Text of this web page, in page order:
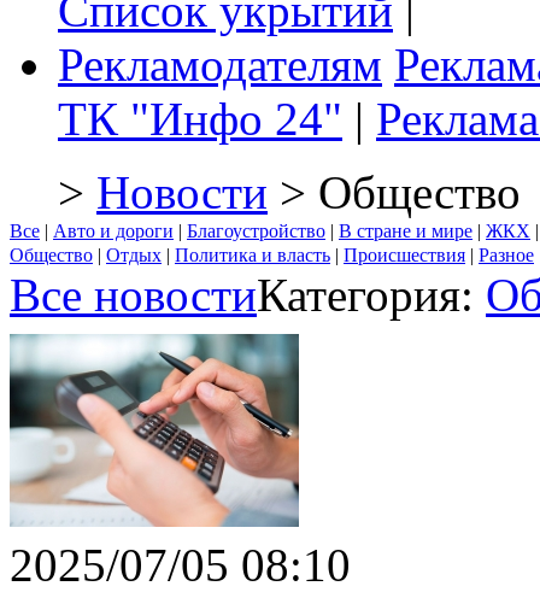
Рекламодателям
ТК "Инфо 24" |
> Новости > Общество
Все | Авто и дороги | Благоустройство | В стране и мире | ЖКХ
Общество | Отдых | Политика и власть | Происшествия | Разное
Все новостиКатегория:
2025/07/05 08:10